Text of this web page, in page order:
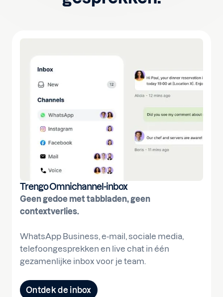
Trengo Omnichannel-inbox
Geen gedoe met tabbladen, geen
contextverlies.
WhatsApp Business, e-mail, sociale media,
telefoongesprekken en live chat in één
gezamenlijke inbox voor je team.
Ontdek de inbox